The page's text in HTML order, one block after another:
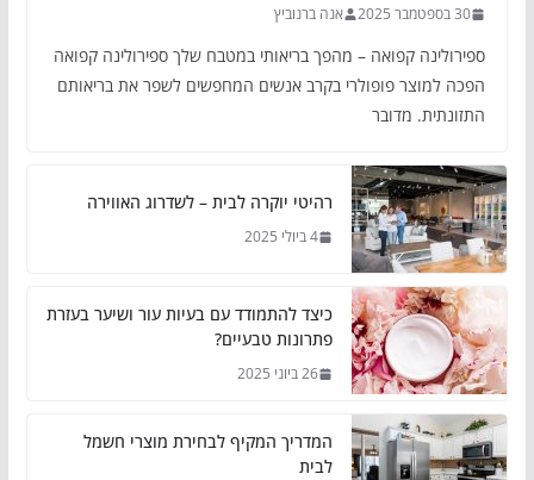
30 בספטמבר 2025 אנה ברנוביץ
ספירולינה קפואה – מהפך בריאותי במטבח שלך ספירולינה קפואה
הפכה למוצר פופולרי בקרב אנשים המחפשים לשפר את בריאותם
התזונתית. מדובר
רהיטי יוקרה לבית – לשדרוג האווירה
4 ביולי 2025
כיצד להתמודד עם בעיות עור ושיער בעזרת
פתרונות טבעיים?
26 ביוני 2025
המדריך המקיף לבחירת מוצרי חשמל
לבית